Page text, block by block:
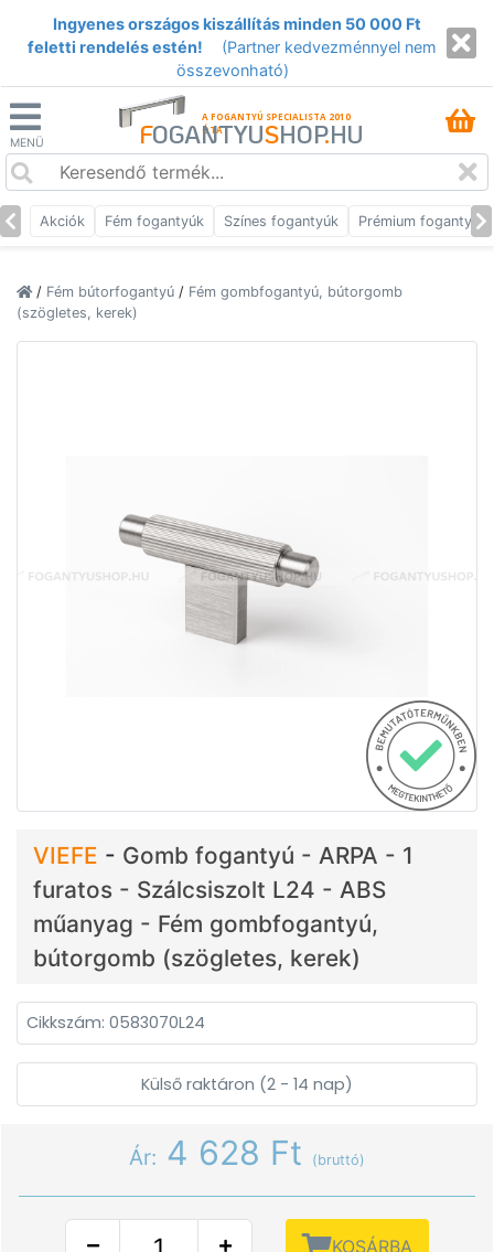
Ingyenes országos kiszállítás minden 50 000 Ft
feletti rendelés estén!
(Partner kedvezménnyel nem
összevonható)
MENÜ
A FOGANTYÚ SPECIALISTA 2010
ÓTA
FOGANTYUSHOP.HU
Akciók Fém fogantyúk Színes fogantyúk Prémium fogantyúk
/ Fém bútorfogantyú / Fém gombfogantyú, bútorgomb
(szögletes, kerek)
VIEFE - Gomb fogantyú - ARPA - 1
furatos - Szálcsiszolt L24 - ABS
műanyag - Fém gombfogantyú,
bútorgomb (szögletes, kerek)
Cikkszám: 0583070L24
Külső raktáron (2 - 14 nap)
Ár: 4 628 Ft (bruttó)
KOSÁRBA